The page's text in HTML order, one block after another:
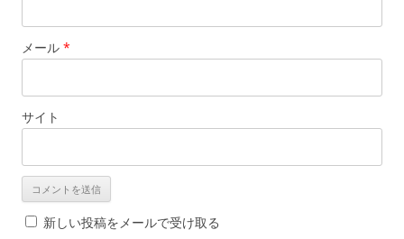
メール *
サイト
新しい投稿をメールで受け取る